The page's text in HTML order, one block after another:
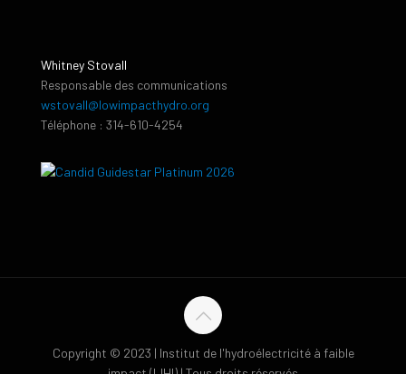
Whitney Stovall
Responsable des communications
wstovall@lowimpacthydro.org
Téléphone : 314-610-4254
Copyright © 2023 | Institut de l'hydroélectricité à faible